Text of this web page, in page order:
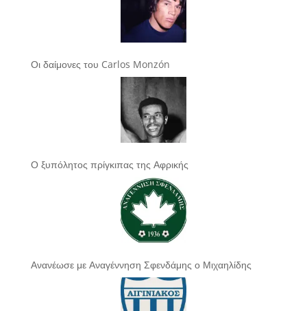
Οι δαίμονες του Carlos Monzón
Ο ξυπόλητος πρίγκιπας της Αφρικής
Ανανέωσε με Αναγέννηση Σφενδάμης ο Μιχαηλίδης